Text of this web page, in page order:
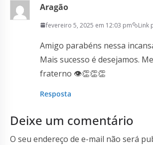
Aragão
fevereiro 5, 2025 em 12:03 pm Link
Amigo parabéns nessa
Mais sucesso é desejamos.
fraterno 👁️👏👏👏
Resposta
Deixe um comentário
O seu endereço de e-mail não será